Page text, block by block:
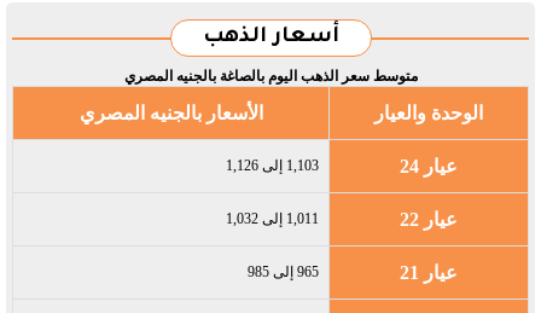
أسعار الذهب
متوسط سعر الذهب اليوم بالصاغة بالجنيه المصري
الوحدة والعيار الأسعار بالجنيه المصري
عيار 24 1,103 إلى 1,126
عيار 22 1,011 إلى 1,032
عيار 21 965 إلى 985